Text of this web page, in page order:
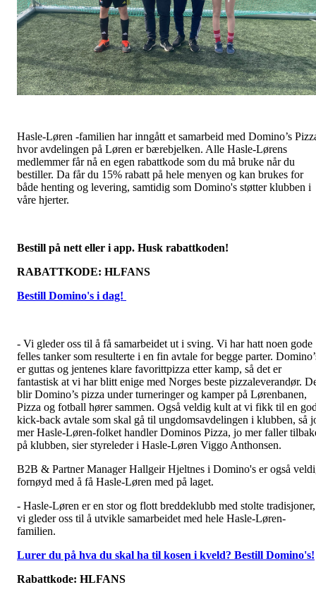
Hasle-Løren -familien har inngått et samarbeid med Domino’s
hvor avdelingen på Løren er bærebjelken. Alle Hasle-Lørens
medlemmer får nå en egen rabattkode som du må bruke når du
bestiller. Da får du 15% rabatt på hele menyen og kan brukes for
både henting og levering, samtidig som Domino's støtter klubben i
våre hjerter.
Bestill på nett eller i app. Husk rabattkoden!
RABATTKODE: HLFANS
Bestill Domino's i dag!
- Vi gleder oss til å få samarbeidet ut i sving. Vi har hatt noen gode
felles tanker som resulterte i en fin avtale for begge parter.
er guttas og jentenes klare favorittpizza etter kamp, så det er
fantastisk at vi har blitt enige med Norges beste pizzaleverandør.
blir Domino’s pizza under turneringer og kamper på Lørenbanen,
Pizza og fotball hører sammen. Også veldig kult at vi fikk til en
kick-back avtale som skal gå til ungdomsavdelingen i klubben, så
mer Hasle-Løren-folket handler Dominos Pizza, jo mer faller
på klubben, sier styreleder i Hasle-Løren Viggo Anthonsen.
B2B & Partner Manager Hallgeir Hjeltnes i Domino's er også
fornøyd med å få Hasle-Løren med på laget.
- Hasle-Løren er en stor og flott breddeklubb med stolte tradisjoner,
vi gleder oss til å utvikle samarbeidet med hele Hasle-Løren-
familien.
Lurer du på hva du skal ha til kosen i kveld? Bestill Domino's!
Rabattkode: HLFANS